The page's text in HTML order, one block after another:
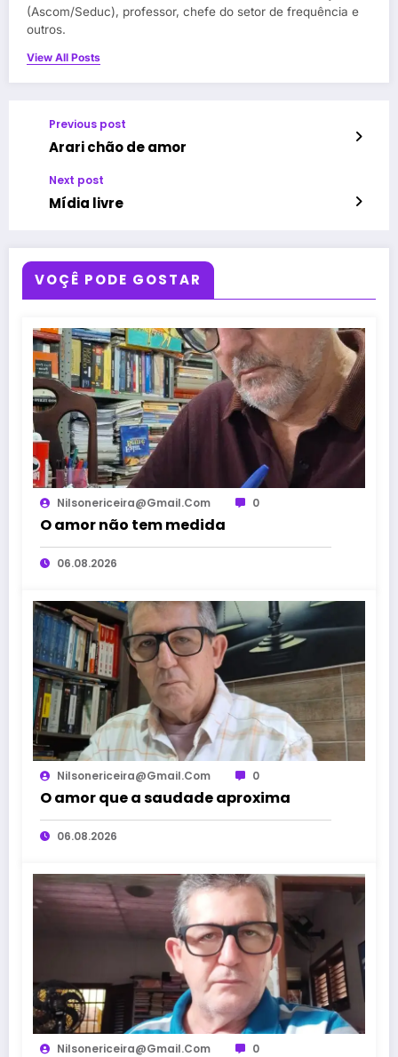
(Ascom/Seduc), professor, chefe do setor de frequência e
outros.
View All Posts
Previous post
Arari chão de amor
Next post
Mídia livre
VOÇÊ PODE GOSTAR
Nilsonericeira@gmail.com 0
O amor não tem medida
06.08.2026
Nilsonericeira@gmail.com 0
O amor que a saudade aproxima
06.08.2026
Nilsonericeira@gmail.com 0